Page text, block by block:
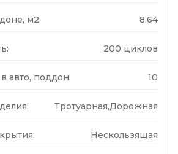
м2: 8.64
200 циклов
авто, поддон: 10
Тротуарная,Дорожная
Нескользящая